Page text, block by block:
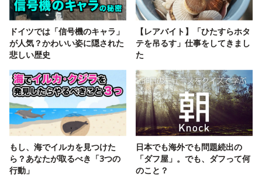
ドイツでは「信号機のキャラ」
が人気？かわいい姿に隠された
悲しい歴史
【レアバイト】「ひたすらホタ
テを吊るす」仕事をしてきまし
た
もし、海でイルカを見つけた
ら？あなたが取るべき「3つの
行動」
日本でも海外でも問題続出の
「ダフ屋」。でも、ダフって何
のこと？